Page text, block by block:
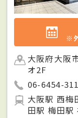
※
大阪府大阪
オ2F
06-6454-
大阪駅 西梅
田駅 梅田駅